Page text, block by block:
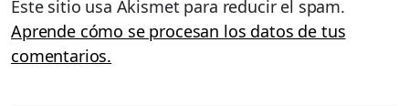
Este sitio usa Akismet para reducir el spam.
Aprende cómo se procesan los datos de tus
comentarios.